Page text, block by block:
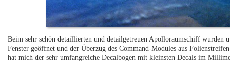
Beim sehr schön detaillierten und detailgetreuen Apolloraumschiff wurden
Fenster geöffnet und der Überzug des Command-Modules aus
hat mich der sehr umfangreiche Decalbogen mit kleinsten Decals im